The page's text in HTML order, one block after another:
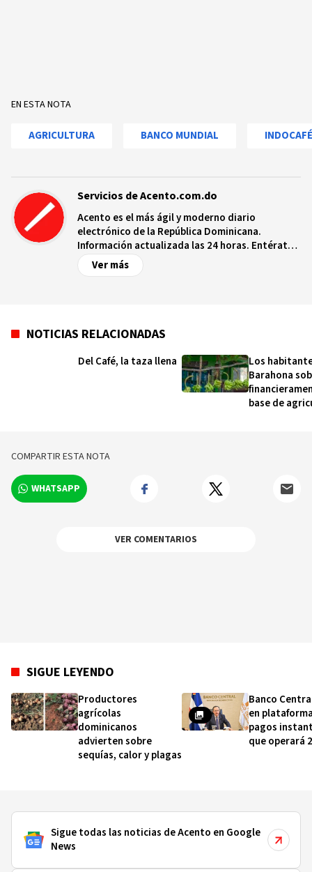
EN ESTA NOTA
AGRICULTURA BANCO MUNDIAL INDOCAFÉ
Servicios de Acento.com.do
Acento es el más ágil y moderno diario
electrónico de la República Dominicana.
Información actualizada las 24 horas. Entérate
de las noticias y sucesos más importantes a
nivel nacional e internacional, videos y fotos
Ver más
NOTICIAS RELACIONADAS
Del Café, la taza llena
Los
Barahona
base de
COMPARTIR ESTA NOTA
WHATSAPP
VER COMENTARIOS
SIGUE LEYENDO
Productores
agrícolas
dominicanos
advierten sobre
sequías, calor y plagas
Banco
en
pagos
que operará
Sigue todas las noticias de Acento en Google
News